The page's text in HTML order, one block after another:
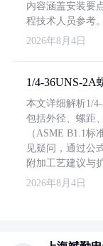
内容涵盖安装要
程技术人员参考。
2026年8月4日
1/4-36UNS-2A
本文详细解析1/
包括外径、螺距
（ASME B1.1标
见疑问，通过公
附加工艺建议与
2026年8月4日